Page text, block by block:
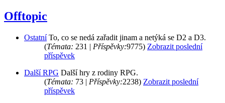
Offtopic
Ostatní To, co se nedá zařadit jinam a netýká se D2 a D3.
(Témata: 231 | Příspěvky:9775) Zobrazit poslední
příspěvek
Další RPG Další hry z rodiny RPG.
(Témata: 73 | Příspěvky:2238) Zobrazit poslední
příspěvek